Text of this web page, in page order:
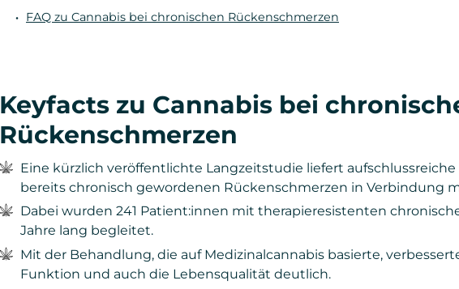
FAQ zu Cannabis bei chronischen Rückenschmerzen
Keyfacts zu Cannabis bei
Rückenschmerzen
Eine kürzlich veröffentlichte Langzeitstudie liefert
bereits chronisch gewordenen Rückenschmerzen in Verbindung
Dabei wurden 241 Patient:innen mit therapieresistenten
Jahre lang begleitet.
Mit der Behandlung, die auf Medizinalcannabis basierte,
Funktion und auch die Lebensqualität deutlich.